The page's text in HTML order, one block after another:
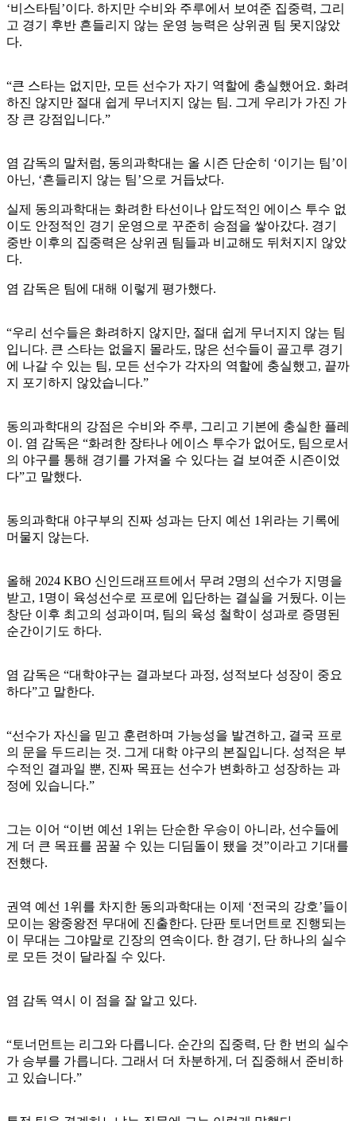
‘비스타팀’이다. 하지만 수비와 주루에서 보여준 집중력, 그리
고 경기 후반 흔들리지 않는 운영 능력은 상위권 팀 못지않았
다.
“큰 스타는 없지만, 모든 선수가 자기 역할에 충실했어요. 화려
하진 않지만 절대 쉽게 무너지지 않는 팀. 그게 우리가 가진 가
장 큰 강점입니다.”
염 감독의 말처럼, 동의과학대는 올 시즌 단순히 ‘이기는 팀’이
아닌, ‘흔들리지 않는 팀’으로 거듭났다.
실제 동의과학대는 화려한 타선이나 압도적인 에이스 투수 없
이도 안정적인 경기 운영으로 꾸준히 승점을 쌓아갔다. 경기
중반 이후의 집중력은 상위권 팀들과 비교해도 뒤처지지 않았
다.
염 감독은 팀에 대해 이렇게 평가했다.
“우리 선수들은 화려하지 않지만, 절대 쉽게 무너지지 않는 팀
입니다. 큰 스타는 없을지 몰라도, 많은 선수들이 골고루 경기
에 나갈 수 있는 팀, 모든 선수가 각자의 역할에 충실했고, 끝까
지 포기하지 않았습니다.”
동의과학대의 강점은 수비와 주루, 그리고 기본에 충실한 플레
이. 염 감독은 “화려한 장타나 에이스 투수가 없어도, 팀으로서
의 야구를 통해 경기를 가져올 수 있다는 걸 보여준 시즌이었
다”고 말했다.
동의과학대 야구부의 진짜 성과는 단지 예선 1위라는 기록에
머물지 않는다.
올해 2024 KBO 신인드래프트에서 무려 2명의 선수가 지명을
받고, 1명이 육성선수로 프로에 입단하는 결실을 거뒀다. 이는
창단 이후 최고의 성과이며, 팀의 육성 철학이 성과로 증명된
순간이기도 하다.
염 감독은 “대학야구는 결과보다 과정, 성적보다 성장이 중요
하다”고 말한다.
“선수가 자신을 믿고 훈련하며 가능성을 발견하고, 결국 프로
의 문을 두드리는 것. 그게 대학 야구의 본질입니다. 성적은 부
수적인 결과일 뿐, 진짜 목표는 선수가 변화하고 성장하는 과
정에 있습니다.”
그는 이어 “이번 예선 1위는 단순한 우승이 아니라, 선수들에
게 더 큰 목표를 꿈꿀 수 있는 디딤돌이 됐을 것”이라고 기대를
전했다.
권역 예선 1위를 차지한 동의과학대는 이제 ‘전국의 강호’들이
모이는 왕중왕전 무대에 진출한다. 단판 토너먼트로 진행되는
이 무대는 그야말로 긴장의 연속이다. 한 경기, 단 하나의 실수
로 모든 것이 달라질 수 있다.
염 감독 역시 이 점을 잘 알고 있다.
“토너먼트는 리그와 다릅니다. 순간의 집중력, 단 한 번의 실수
가 승부를 가릅니다. 그래서 더 차분하게, 더 집중해서 준비하
고 있습니다.”